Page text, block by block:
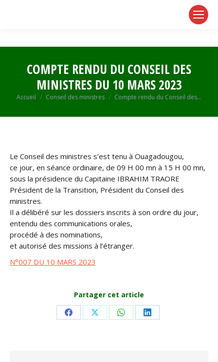
COMPTE RENDU DU CONSEIL DES
MINISTRES DU 10 MARS 2023
Vous êtes ici :
Accueil Conseil des ministres Compte rendu du Conseil des…
Le Conseil des ministres s’est tenu à Ouagadougou,
ce jour, en séance ordinaire, de 09 H 00 mn à 15 H 00 mn,
sous la présidence du Capitaine IBRAHIM TRAORE
Président de la Transition, Président du Conseil des
ministres.
Il a délibéré sur les dossiers inscrits à son ordre du jour,
entendu des communications orales,
procédé à des nominations,
et autorisé des missions à l’étranger.
N°007 DU 10 MARS 2023
Partager cet article
Share Share Share Share